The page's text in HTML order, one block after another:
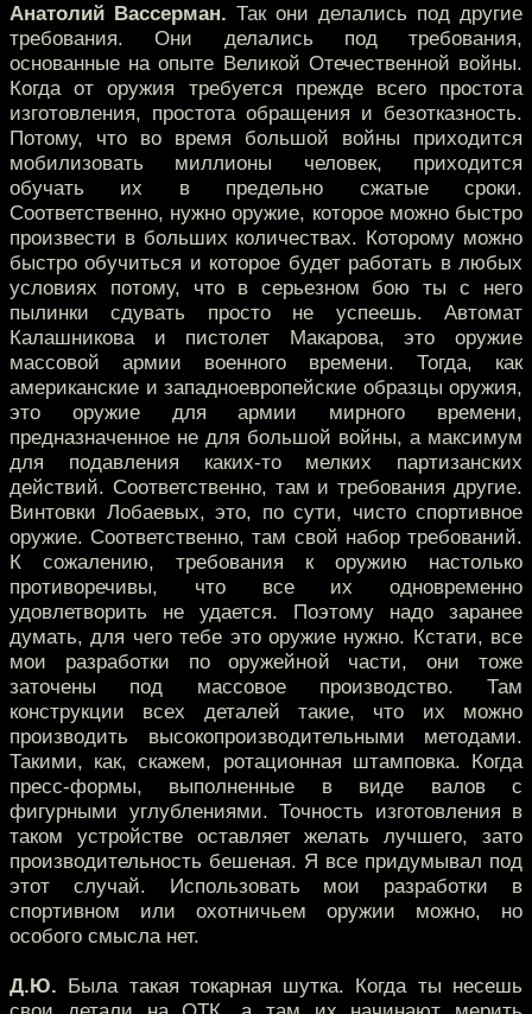
Анатолий Вассерман. Так они делались под другие
требования. Они делались под требования,
основанные на опыте Великой Отечественной войны.
Когда от оружия требуется прежде всего простота
изготовления, простота обращения и безотказность.
Потому, что во время большой войны приходится
мобилизовать миллионы человек, приходится
обучать их в предельно сжатые сроки.
Соответственно, нужно оружие, которое можно быстро
произвести в больших количествах. Которому можно
быстро обучиться и которое будет работать в любых
условиях потому, что в серьезном бою ты с него
пылинки сдувать просто не успеешь. Автомат
Калашникова и пистолет Макарова, это оружие
массовой армии военного времени. Тогда, как
американские и западноевропейские образцы оружия,
это оружие для армии мирного времени,
предназначенное не для большой войны, а максимум
для подавления каких-то мелких партизанских
действий. Соответственно, там и требования другие.
Винтовки Лобаевых, это, по сути, чисто спортивное
оружие. Соответственно, там свой набор требований.
К сожалению, требования к оружию настолько
противоречивы, что все их одновременно
удовлетворить не удается. Поэтому надо заранее
думать, для чего тебе это оружие нужно. Кстати, все
мои разработки по оружейной части, они тоже
заточены под массовое производство. Там
конструкции всех деталей такие, что их можно
производить высокопроизводительными методами.
Такими, как, скажем, ротационная штамповка. Когда
пресс-формы, выполненные в виде валов с
фигурными углублениями. Точность изготовления в
таком устройстве оставляет желать лучшего, зато
производительность бешеная. Я все придумывал под
этот случай. Использовать мои разработки в
спортивном или охотничьем оружии можно, но
особого смысла нет.
Д.Ю. Была такая токарная шутка. Когда ты несешь